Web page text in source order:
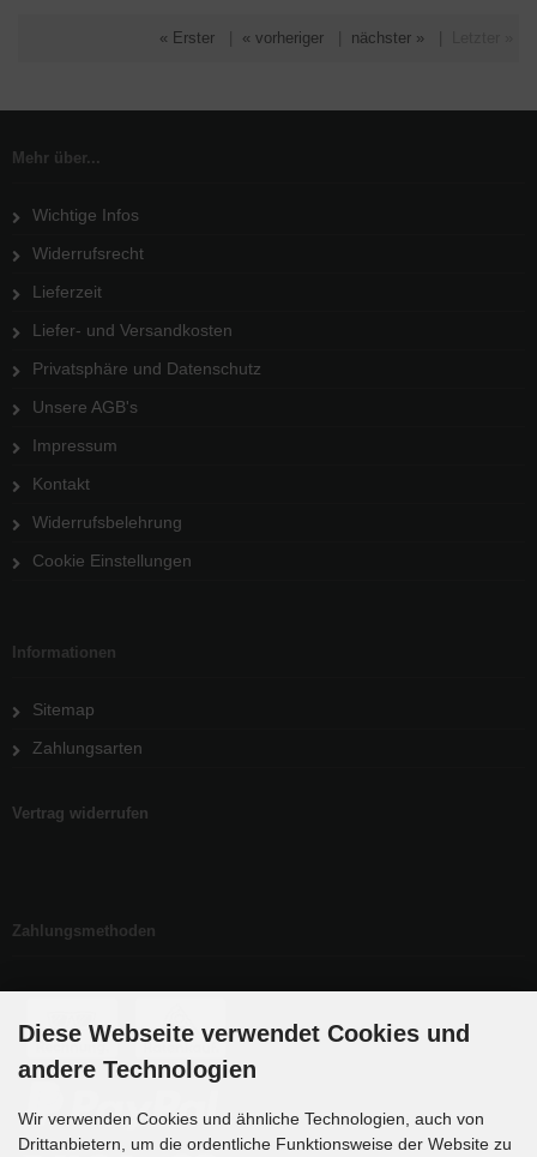
« Erster « vorheriger nächster »
Mehr über...
Wichtige Infos
Widerrufsrecht
Lieferzeit
Liefer- und Versandkosten
Privatsphäre und Datenschutz
Unsere AGB's
Impressum
Kontakt
Widerrufsbelehrung
Cookie Einstellungen
Informationen
Sitemap
Zahlungsarten
Vertrag widerrufen
Zahlungsmethoden
Diese Webseite verwendet Cookies und
andere Technologien
Wir verwenden Cookies und ähnliche Technologien, auch von
Drittanbietern, um die ordentliche Funktionsweise der Website zu